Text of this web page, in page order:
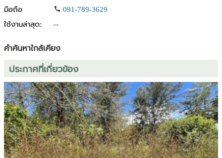
มือถือ
091-789-3629
ใช้งานล่าสุด:
--
คำค้นหาใกล้เคียง
ประกาศที่เกี่ยวข้อง